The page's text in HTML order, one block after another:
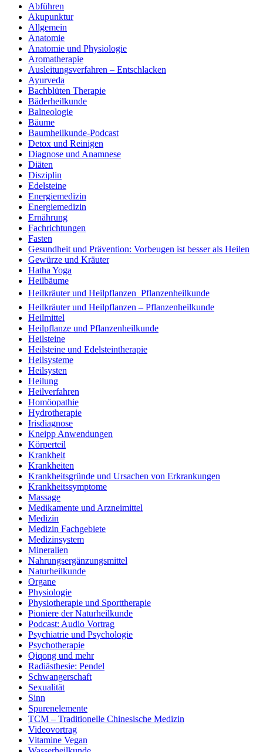
Abführen
Akupunktur
Allgemein
Anatomie
Anatomie und Physiologie
Aromatherapie
Ausleitungsverfahren – Entschlacken
Ayurveda
Bachblüten Therapie
Bäderheilkunde
Balneologie
Bäume
Baumheilkunde-Podcast
Detox und Reinigen
Diagnose und Anamnese
Diäten
Disziplin
Edelsteine
Energiemedizin
Energiemedizin
Ernährung
Fachrichtungen
Fasten
Gesundheit und Prävention: Vorbeugen ist besser als Heilen
Gewürze und Kräuter
Hatha Yoga
Heilbäume
Heilkräuter und Heilpflanzen  Pflanzenheilkunde
Heilkräuter und Heilpflanzen – Pflanzenheilkunde
Heilmittel
Heilpflanze und Pflanzenheilkunde
Heilsteine
Heilsteine und Edelsteintherapie
Heilsysteme
Heilsysten
Heilung
Heilverfahren
Homöopathie
Hydrotherapie
Irisdiagnose
Kneipp Anwendungen
Körperteil
Krankheit
Krankheiten
Krankheitsgründe und Ursachen von Erkrankungen
Krankheitssymptome
Massage
Medikamente und Arzneimittel
Medizin
Medizin Fachgebiete
Medizinsystem
Mineralien
Nahrungsergänzungsmittel
Naturheilkunde
Organe
Physiologie
Physiotherapie und Sporttherapie
Pioniere der Naturheilkunde
Podcast: Audio Vortrag
Psychiatrie und Psychologie
Psychotherapie
Qiqong und mehr
Radiästhesie: Pendel
Schwangerschaft
Sexualität
Sinn
Spurenelemente
TCM – Traditionelle Chinesische Medizin
Videovortrag
Vitamine Vegan